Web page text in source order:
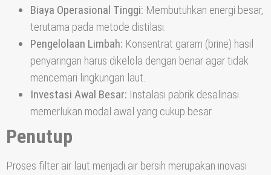
Biaya Operasional Tinggi: Membutuhkan energi besar,
terutama pada metode distilasi.
Pengelolaan Limbah: Konsentrat garam (brine) hasil
penyaringan harus dikelola dengan benar agar tidak
mencemari lingkungan laut.
Investasi Awal Besar: Instalasi pabrik desalinasi
memerlukan modal awal yang cukup besar.
Penutup
Proses filter air laut menjadi air bersih merupakan inovasi